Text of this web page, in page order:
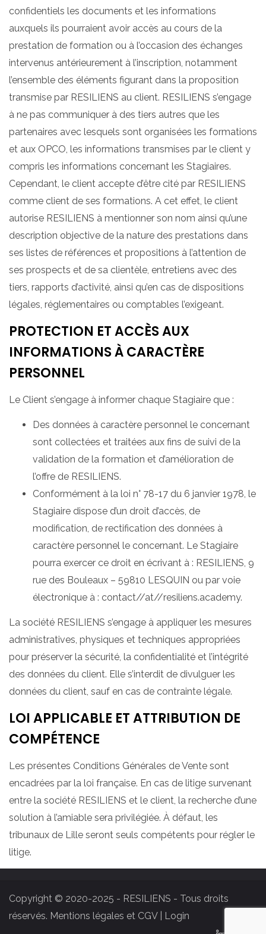
confidentiels les documents et les informations
auxquels ils pourraient avoir accès au cours de la
prestation de formation ou à l’occasion des échanges
intervenus antérieurement à l’inscription, notamment
l’ensemble des éléments figurant dans la proposition
transmise par RESILIENS au client. RESILIENS s’engage
à ne pas communiquer à des tiers autres que les
partenaires avec lesquels sont organisées les formations
et aux OPCO, les informations transmises par le client y
compris les informations concernant les Stagiaires.
Cependant, le client accepte d’être cité par RESILIENS
comme client de ses formations. A cet effet, le client
autorise RESILIENS à mentionner son nom ainsi qu’une
description objective de la nature des prestations dans
ses listes de références et propositions à l’attention de
ses prospects et de sa clientèle, entretiens avec des
tiers, rapports d’activité, ainsi qu’en cas de dispositions
légales, réglementaires ou comptables l’exigeant.
PROTECTION ET ACCÈS AUX
INFORMATIONS À CARACTÈRE
PERSONNEL
Le Client s’engage à informer chaque Stagiaire que :
Des données à caractère personnel le concernant
sont collectées et traitées aux fins de suivi de la
validation de la formation et d’amélioration de
l’offre de RESILIENS.
Conformément à la loi n° 78-17 du 6 janvier 1978, le
Stagiaire dispose d’un droit d’accès, de
modification, de rectification des données à
caractère personnel le concernant. Le Stagiaire
pourra exercer ce droit en écrivant à : RESILIENS, 9
rue des Bouleaux – 59810 LESQUIN ou par voie
électronique à : contact//at//resiliens.academy.
La société RESILIENS s’engage à appliquer les mesures
administratives, physiques et techniques appropriées
pour préserver la sécurité, la confidentialité et l’intégrité
des données du client. Elle s’interdit de divulguer les
données du client, sauf en cas de contrainte légale.
LOI APPLICABLE ET ATTRIBUTION DE
COMPÉTENCE
Les présentes Conditions Générales de Vente sont
encadrées par la loi française. En cas de litige survenant
entre la société RESILIENS et le client, la recherche d’une
solution à l’amiable sera privilégiée. À défaut, les
tribunaux de Lille seront seuls compétents pour régler le
litige.
Copyright © 2020-2025 - RESILIENS - Tous droits
réservés. Mentions légales et CGV| Login